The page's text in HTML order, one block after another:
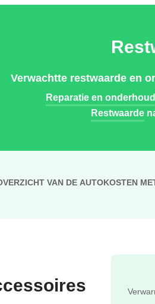
Verwachtte restwaarde en
Reparatie en onderhoud
Restwaarde
VAN DE AUTOKOSTEN